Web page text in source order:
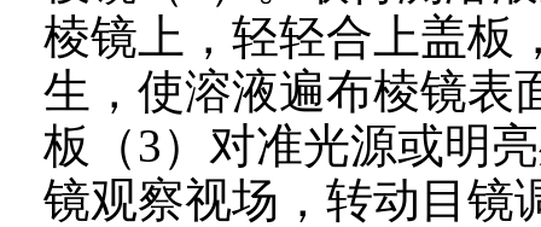
棱镜上，轻轻合上盖板
生，使溶液遍布棱镜表
板（3）对准光源或明
镜观察视场，转动目镜